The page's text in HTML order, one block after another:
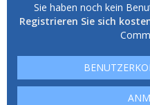
Sie haben noch kein
Registrieren Sie sich